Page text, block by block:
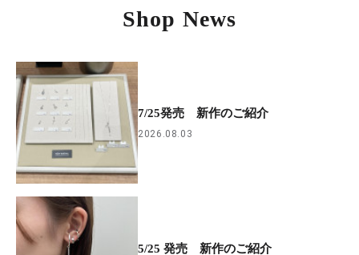
Shop News
7/25発売 新作のご紹介
2026.08.03
5/25 発売 新作のご紹介